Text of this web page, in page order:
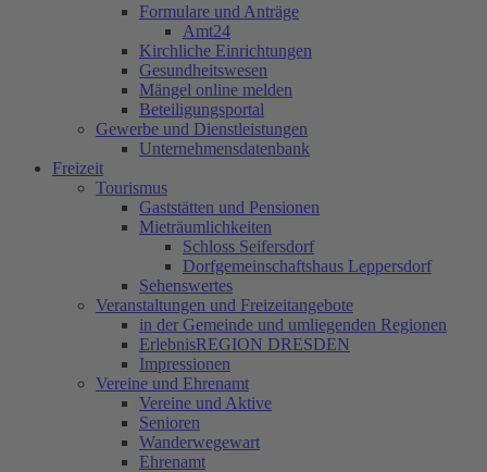
Formulare und Anträge
Amt24
Kirchliche Einrichtungen
Gesundheitswesen
Mängel online melden
Beteiligungsportal
Gewerbe und Dienstleistungen
Unternehmensdatenbank
Freizeit
Tourismus
Gaststätten und Pensionen
Mieträumlichkeiten
Schloss Seifersdorf
Dorfgemeinschaftshaus Leppersdorf
Sehenswertes
Veranstaltungen und Freizeitangebote
in der Gemeinde und umliegenden Regionen
ErlebnisREGION DRESDEN
Impressionen
Vereine und Ehrenamt
Vereine und Aktive
Senioren
Wanderwegewart
Ehrenamt